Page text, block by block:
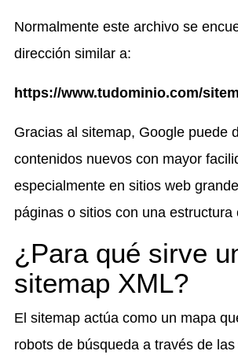
Normalmente este archivo se
dirección similar a:
https://www.tudominio.com/
Gracias al sitemap, Google puede
contenidos nuevos con mayor
especialmente en sitios web
páginas o sitios con una estructura
¿Para qué sirve
sitemap XML?
El sitemap actúa como un mapa
robots de búsqueda a través de